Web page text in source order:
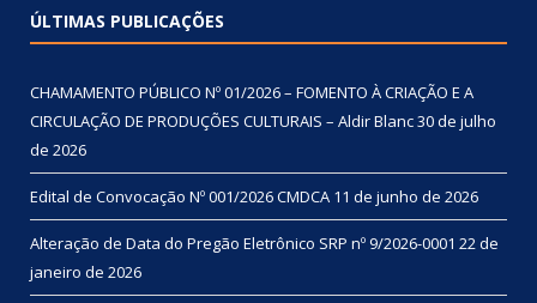
ÚLTIMAS PUBLICAÇÕES
CHAMAMENTO PÚBLICO Nº 01/2026 – FOMENTO À CRIAÇÃO E A
CIRCULAÇÃO DE PRODUÇÕES CULTURAIS – Aldir Blanc30 de julho
de 2026
Edital de Convocação Nº 001/2026 CMDCA 11 de junho de 2026
Alteração de Data do Pregão Eletrônico SRP nº 9/2026-0001 22 de
janeiro de 2026